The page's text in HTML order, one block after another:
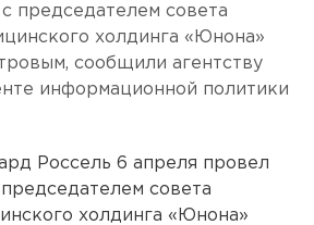
председателем совета
холдинга «Юнона»
сообщили агентству
информационной политики
Россель 6 апреля провел
совета
холдинга «Юнона»